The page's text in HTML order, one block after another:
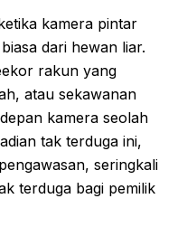
kamera pintar
dari hewan liar.
rakun yang
atau sekawanan
kamera seolah
tak terduga ini,
seringkali
terduga bagi pemilik